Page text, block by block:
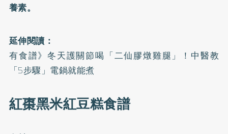
養素。
延伸閱讀：
有食譜》冬天護關節喝「二仙膠燉雞腿」！中醫教
「5步驟」電鍋就能煮
紅棗黑米紅豆糕食譜